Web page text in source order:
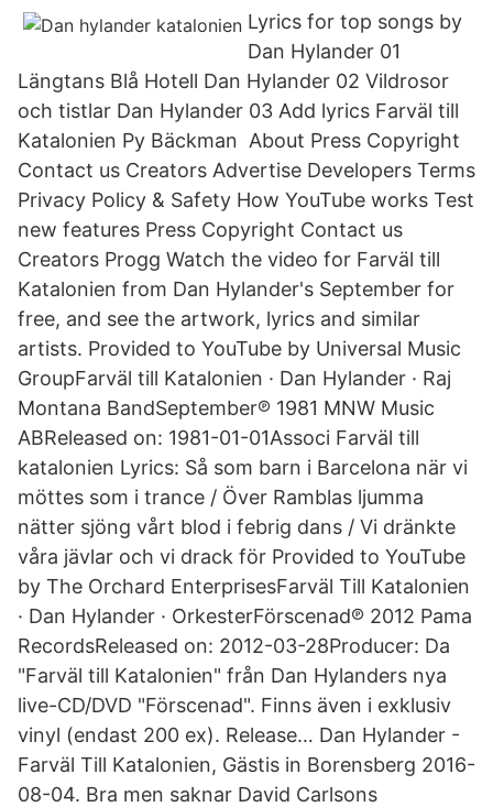
Lyrics for top songs by
Dan Hylander 01
Längtans Blå Hotell Dan Hylander 02 Vildrosor
och tistlar Dan Hylander 03 Add lyrics Farväl till
Katalonien Py Bäckman About Press Copyright
Contact us Creators Advertise Developers Terms
Privacy Policy & Safety How YouTube works Test
new features Press Copyright Contact us
Creators Progg Watch the video for Farväl till
Katalonien from Dan Hylander's September for
free, and see the artwork, lyrics and similar
artists. Provided to YouTube by Universal Music
GroupFarväl till Katalonien · Dan Hylander · Raj
Montana BandSeptember℗ 1981 MNW Music
ABReleased on: 1981-01-01Associ Farväl till
katalonien Lyrics: Så som barn i Barcelona när vi
möttes som i trance / Över Ramblas ljumma
nätter sjöng vårt blod i febrig dans / Vi dränkte
våra jävlar och vi drack för Provided to YouTube
by The Orchard EnterprisesFarväl Till Katalonien
· Dan Hylander · OrkesterFörscenad℗ 2012 Pama
RecordsReleased on: 2012-03-28Producer: Da
"Farväl till Katalonien" från Dan Hylanders nya
live-CD/DVD "Förscenad". Finns även i exklusiv
vinyl (endast 200 ex). Release… Dan Hylander -
Farväl Till Katalonien, Gästis in Borensberg 2016-
08-04. Bra men saknar David Carlsons